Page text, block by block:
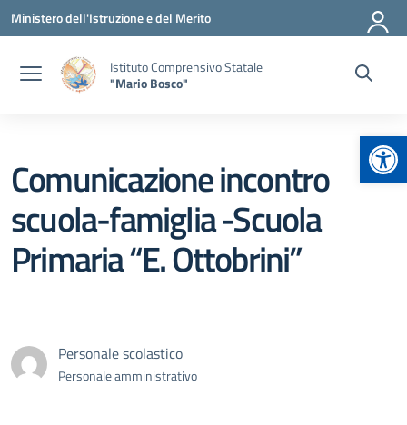
Vai ai contenuti
Vai al menu di navigazione
Vai al footer
Ministero dell'Istruzione e del Merito
Istituto Comprensivo Statale
"Mario Bosco"
Comunicazione incontro
scuola-famiglia -Scuola
Primaria “E. Ottobrini”
Personale scolastico
Personale amministrativo